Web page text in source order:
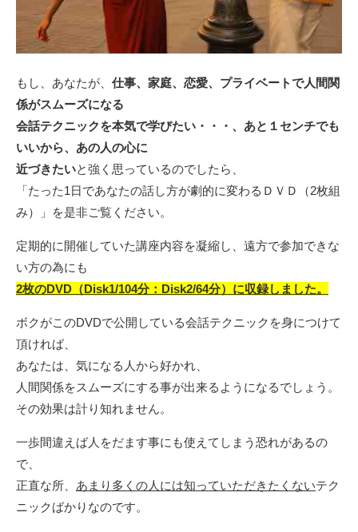
もし、あなたが、 仕事、家庭、恋愛、プライベートで人間関
係がスムーズになる
会話テクニックを本気で学びたい・・・、あと１センチでも
いいから、あの人の心に
近づきたいと強く思っているのでしたら、
「たった1日であなたの話し方が劇的に変わるＤＶＤ（2枚組
み）」を是非ご覧ください。
定期的に開催していた講座内容を凝縮し、遠方で参加できな
い方の為にも
2枚のDVD（Disk1/104分：Disk2/64分）に収録しました。
ボクがこのDVDで公開している会話テクニックを身につけて
頂ければ、
あなたは、気になる人から好かれ、
人間関係をスムーズにする事が出来るようになるでしょう。
その効果は計り知れません。
一歩間違えば人をだます事にも使えてしまう恐れがあるの
で、
正直な所、 あまり多くの人には知っていただきたくないテク
ニックばかりなのです。